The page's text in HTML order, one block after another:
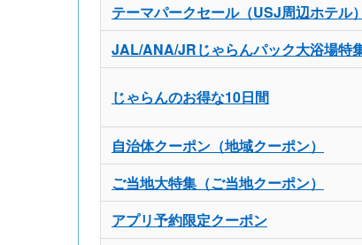
テーマパークセール（USJ周辺ホテル）
JAL/ANA/JRじゃらんパック大浴場特
じゃらんのお得な10日間
自治体クーポン（地域クーポン）
ご当地大特集（ご当地クーポン）
アプリ予約限定クーポン